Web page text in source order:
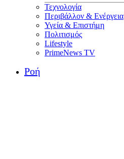
Τεχνολογία
Περιβάλλον & Ενέργεια
Υγεία & Επιστήμη
Πολιτισμός
Lifestyle
PrimeNews TV
Ροή